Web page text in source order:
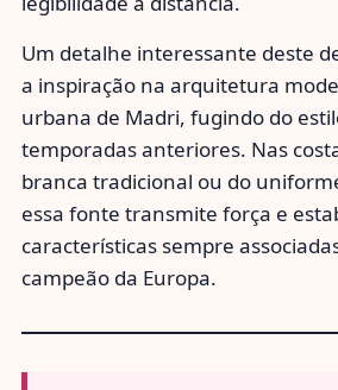
Um detalhe interessante deste
a inspiração na arquitetura
urbana de Madri, fugindo do
temporadas anteriores. Nas
branca tradicional ou do
essa fonte transmite força e
características sempre
campeão da Europa.